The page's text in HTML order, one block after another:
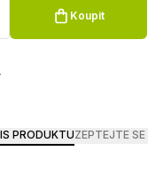
Koupit
PRODUKTUZEPTEJTE SE